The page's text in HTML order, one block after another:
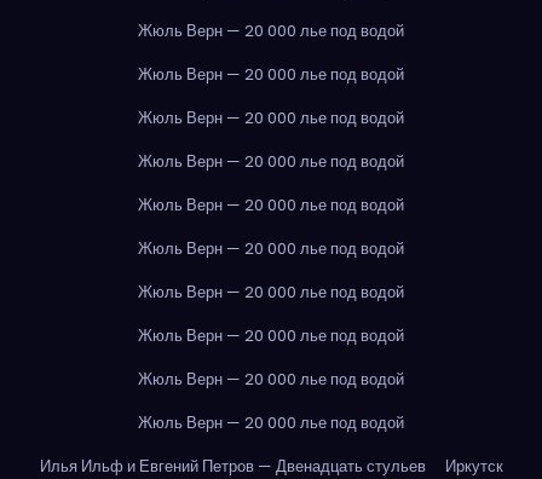
Жюль Верн — 20 000 лье под водой
Жюль Верн — 20 000 лье под водой
Жюль Верн — 20 000 лье под водой
Жюль Верн — 20 000 лье под водой
Жюль Верн — 20 000 лье под водой
Жюль Верн — 20 000 лье под водой
Жюль Верн — 20 000 лье под водой
Жюль Верн — 20 000 лье под водой
Жюль Верн — 20 000 лье под водой
Жюль Верн — 20 000 лье под водой
Илья Ильф и Евгений Петров — Двенадцать стульев
Иркутск